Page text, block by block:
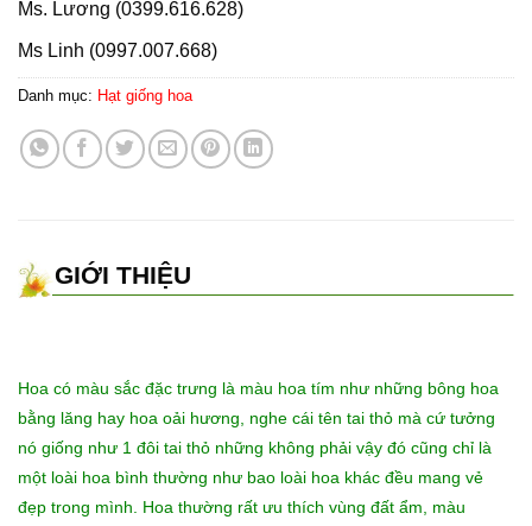
Ms. Lương (0399.616.628)
Ms Linh (0997.007.668)
Danh mục: Hạt giống hoa
GIỚI THIỆU
Hoa có màu sắc đặc trưng là màu hoa tím như những bông hoa
bằng lăng hay hoa oải hương, nghe cái tên tai thỏ mà cứ tưởng
nó giống như 1 đôi tai thỏ những không phải vậy đó cũng chỉ là
một loài hoa bình thường như bao loài hoa khác đều mang vẻ
đẹp trong mình. Hoa thường rất ưu thích vùng đất ẩm, màu